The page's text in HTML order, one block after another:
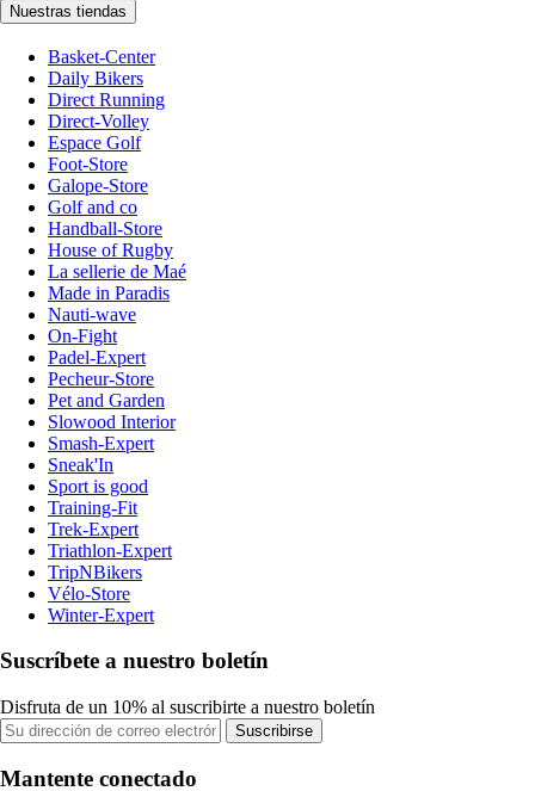
Nuestras tiendas
Basket-Center
Daily Bikers
Direct Running
Direct-Volley
Espace Golf
Foot-Store
Galope-Store
Golf and co
Handball-Store
House of Rugby
La sellerie de Maé
Made in Paradis
Nauti-wave
On-Fight
Padel-Expert
Pecheur-Store
Pet and Garden
Slowood Interior
Smash-Expert
Sneak'In
Sport is good
Training-Fit
Trek-Expert
Triathlon-Expert
TripNBikers
Vélo-Store
Winter-Expert
Suscríbete a nuestro boletín
Disfruta de un 10% al suscribirte a nuestro boletín
Suscribirse
Mantente conectado